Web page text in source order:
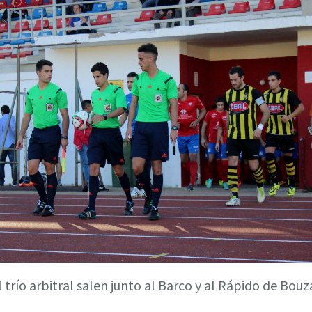
trío arbitral salen junto al Barco y al Rápido de